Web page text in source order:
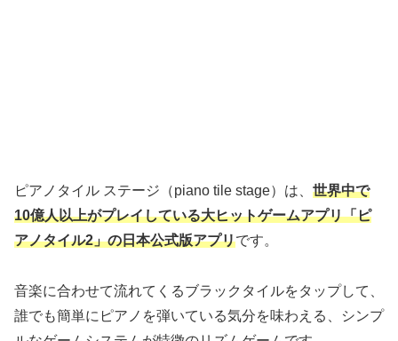
ピアノタイル ステージ（piano tile stage）は、 世界中で
10億人以上がプレイしている大ヒットゲームアプリ「ピ
アノタイル2」の日本公式版アプリです。
音楽に合わせて流れてくるブラックタイルをタップして、
誰でも簡単にピアノを弾いている気分を味わえる、シンプ